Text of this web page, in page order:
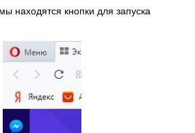
находятся кнопки для запуска